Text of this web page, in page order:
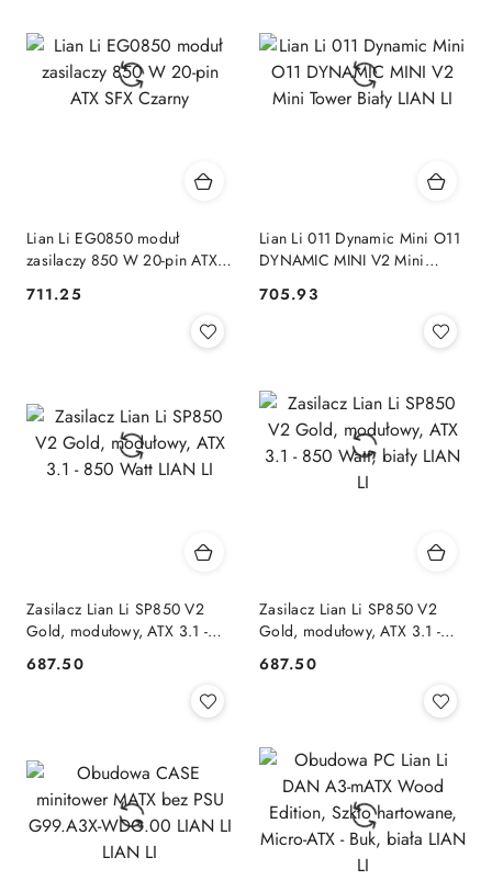
Lian Li EG0850 moduł
zasilaczy 850 W 20-pin ATX
Cena:
711.25
Lian Li 011 Dynamic Mini O11
DYNAMIC MINI V2 Mini
Cena:
705.93
Zasilacz Lian Li SP850 V2
Gold, modułowy, ATX 3.1 -
Cena:
687.50
Zasilacz Lian Li SP850 V2
Gold, modułowy, ATX 3.1 -
Cena:
687.50